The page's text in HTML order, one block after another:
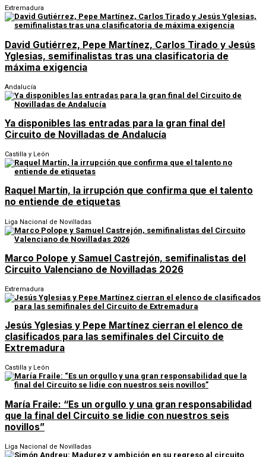
Extremadura
David Gutiérrez, Pepe Martínez, Carlos Tirado y Jesús
Yglesias, semifinalistas tras una clasificatoria de
máxima exigencia
Andalucía
Ya disponibles las entradas para la gran final del
Circuito de Novilladas de Andalucía
Castilla y León
Raquel Martín, la irrupción que confirma que el talento
no entiende de etiquetas
Liga Nacional de Novilladas
Marco Polope y Samuel Castrejón, semifinalistas del
Circuito Valenciano de Novilladas 2026
Extremadura
Jesús Yglesias y Pepe Martínez cierran el elenco de
clasificados para las semifinales del Circuito de
Extremadura
Castilla y León
María Fraile: “Es un orgullo y una gran responsabilidad
que la final del Circuito se lidie con nuestros seis
novillos”
Liga Nacional de Novilladas